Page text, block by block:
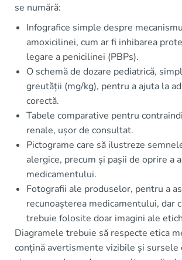
se numără:
Infografice simple despre
amoxicilinei, cum ar fi inhibarea
legare a penicilinei (PBPs).
O schemă de dozare pediatrică,
greutății (mg/kg), pentru a ajuta la
corectă.
Tabele comparative pentru
renale, ușor de consultat.
Pictograme care să ilustreze
alergice, precum și pașii de oprire a
medicamentului.
Fotografii ale produselor, pentru a
recunoașterea medicamentului, dar
trebuie folosite doar imagini ale
Diagramele trebuie să respecte etica
conțină avertismente vizibile și sursele